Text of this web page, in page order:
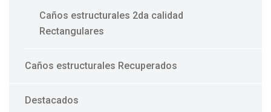
Caños estructurales 2da calidad
Rectangulares
Caños estructurales Recuperados
Destacados